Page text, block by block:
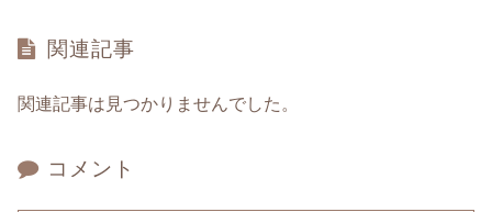
関連記事
関連記事は見つかりませんでした。
コメント